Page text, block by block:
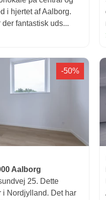
i hjertet af Aalborg.
fantastisk uds...
-50%
Aalborg
25. Dette
i Nordjylland. Det har